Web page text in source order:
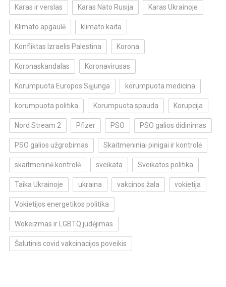
Karas ir verslas Karas Nato Rusija Karas Ukrainoje
Klimato apgaulė klimato kaita
Konfliktas Izraelis Palestina Korona
Koronaskandalas Koronavirusas
Korumpuota Europos Sąjunga korumpuota medicina
korumpuota politika Korumpuota spauda Korupcija
Nord Stream 2 Pfizer PSO PSO galios didinimas
PSO galios užgrobimas Skaitmeniniai pinigai ir kontrolė
skaitmeninė kontrolė sveikata Sveikatos politika
Taika Ukrainoje ukraina vakcinos žala vokietija
Vokietijos energetikos politika
Wokeizmas ir LGBTQ judėjimas
Šalutinis covid vakcinacijos poveikis